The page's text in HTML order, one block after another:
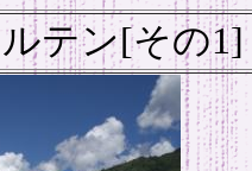
テン[その1]